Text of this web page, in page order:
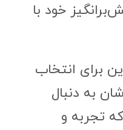
خود با
برای انتخاب
به دنبال
تجربه و